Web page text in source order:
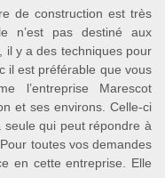
de construction est très
n’est pas destiné aux
il y a des techniques pour
il est préférable que vous
l’entreprise Marescot
et ses environs. Celle-ci
qui peut répondre à
toutes vos demandes
en cette entreprise. Elle